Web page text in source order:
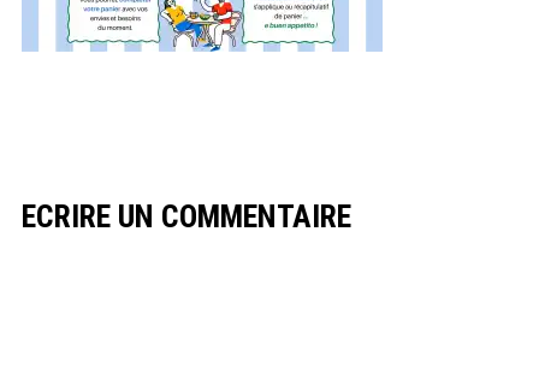
ECRIRE UN COMMENTAIRE